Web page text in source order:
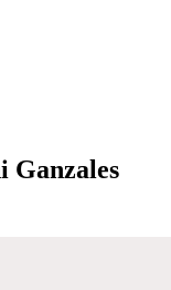
Ganzales